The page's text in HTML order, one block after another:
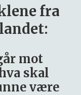
fra
mot
skal
være